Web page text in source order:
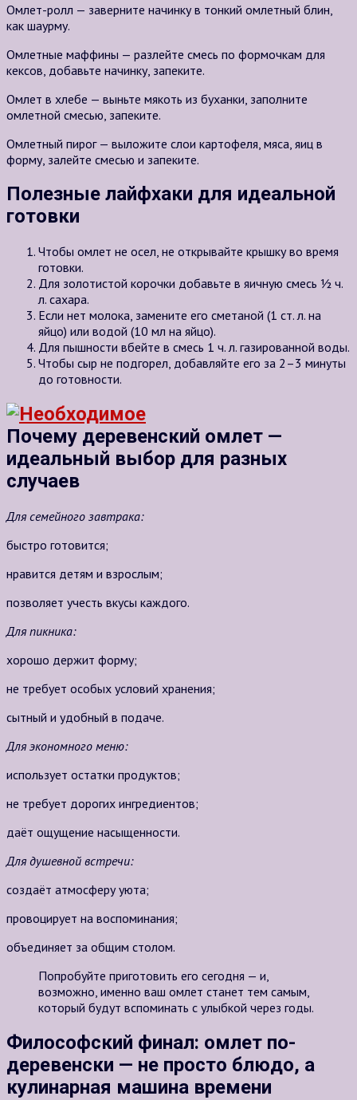
Омлет-ролл — заверните начинку в тонкий омлетный блин,
как шаурму.
Омлетные маффины — разлейте смесь по формочкам для
кексов, добавьте начинку, запеките.
Омлет в хлебе — выньте мякоть из буханки, заполните
омлетной смесью, запеките.
Омлетный пирог — выложите слои картофеля, мяса, яиц в
форму, залейте смесью и запеките.
Полезные лайфхаки для идеальной
готовки
Чтобы омлет не осел, не открывайте крышку во время
готовки.
Для золотистой корочки добавьте в яичную смесь ½ ч.
л. сахара.
Если нет молока, замените его сметаной (1 ст. л. на
яйцо) или водой (10 мл на яйцо).
Для пышности вбейте в смесь 1 ч. л. газированной воды.
Чтобы сыр не подгорел, добавляйте его за 2–3 минуты
до готовности.
Почему деревенский омлет —
идеальный выбор для разных
случаев
Для семейного завтрака:
быстро готовится;
нравится детям и взрослым;
позволяет учесть вкусы каждого.
Для пикника:
хорошо держит форму;
не требует особых условий хранения;
сытный и удобный в подаче.
Для экономного меню:
использует остатки продуктов;
не требует дорогих ингредиентов;
даёт ощущение насыщенности.
Для душевной встречи:
создаёт атмосферу уюта;
провоцирует на воспоминания;
объединяет за общим столом.
Попробуйте приготовить его сегодня — и,
возможно, именно ваш омлет станет тем самым,
который будут вспоминать с улыбкой через годы.
Философский финал: омлет по-
деревенски — не просто блюдо, а
кулинарная машина времени